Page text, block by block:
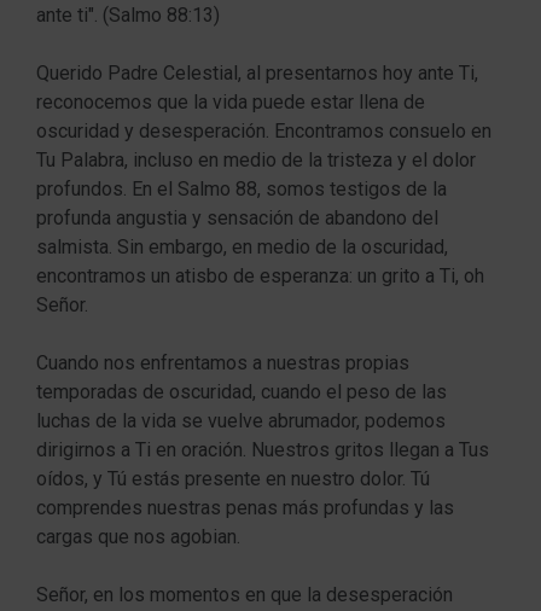
ante ti". (Salmo 88:13)
Querido Padre Celestial, al presentarnos hoy ante Ti,
reconocemos que la vida puede estar llena de
oscuridad y desesperación. Encontramos consuelo en
Tu Palabra, incluso en medio de la tristeza y el dolor
profundos. En el Salmo 88, somos testigos de la
profunda angustia y sensación de abandono del
salmista. Sin embargo, en medio de la oscuridad,
encontramos un atisbo de esperanza: un grito a Ti, oh
Señor.
Cuando nos enfrentamos a nuestras propias
temporadas de oscuridad, cuando el peso de las
luchas de la vida se vuelve abrumador, podemos
dirigirnos a Ti en oración. Nuestros gritos llegan a Tus
oídos, y Tú estás presente en nuestro dolor. Tú
comprendes nuestras penas más profundas y las
cargas que nos agobian.
Señor, en los momentos en que la desesperación